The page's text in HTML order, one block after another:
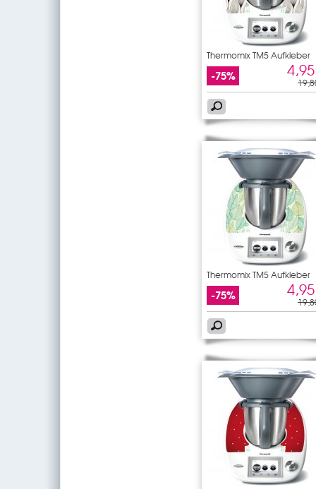
Thermomix TM5 Aufkleber
Textur
-75%
Thermomix TM5 Aufkleber
Laub
-75%